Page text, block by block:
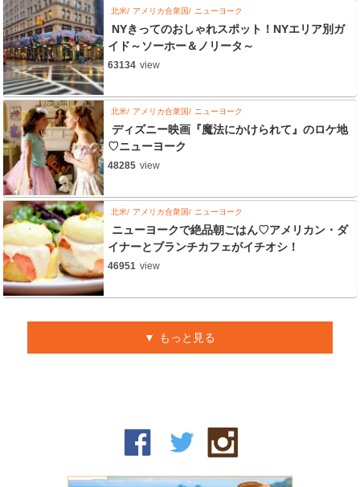
北米 アメリカ合衆国 ニューヨーク
NYきってのおしゃれスポット！NYエリア別ガ
イド～ソーホー＆ノリータ～
63134 view
北米 アメリカ合衆国 ニューヨーク
ディズニー映画『魔法にかけられて』のロケ地
♡ニューヨーク
48285 view
北米 アメリカ合衆国 ニューヨーク
ニューヨークで絶品朝ごはん♡アメリカン・ダ
イナーとブランチカフェがイチオシ！
46951 view
もっと見る